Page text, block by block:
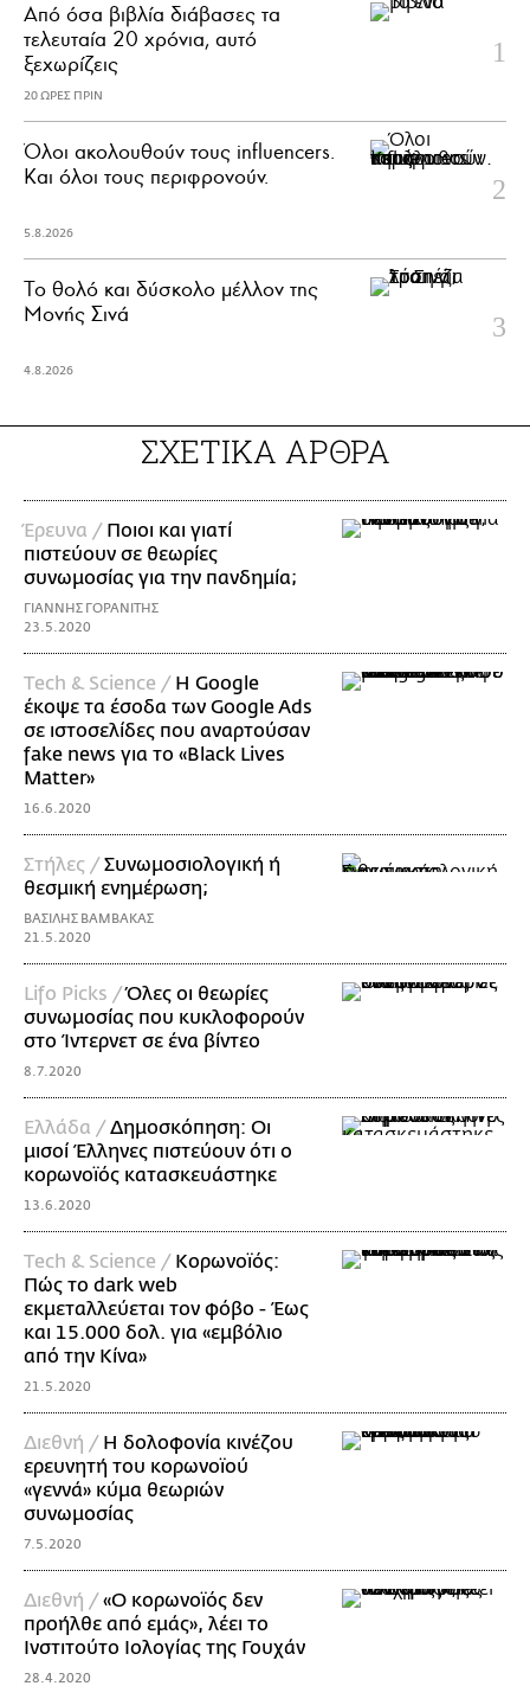
Από όσα βιβλία διάβασες τα
τελευταία 20 χρόνια, αυτό
ξεχωρίζεις
20 ΩΡΕΣ ΠΡΙΝ
Όλοι ακολουθούν τους influencers.
Και όλοι τους περιφρονούν.
5.8.2026
Το θολό και δύσκολο μέλλον της
Μονής Σινά
4.8.2026
ΣΧΕΤΙΚΑ ΑΡΘΡΑ
Έρευνα / Ποιοι και γιατί
πιστεύουν σε θεωρίες
συνωμοσίας για την πανδημία;
ΓΙΑΝΝΗΣ ΓΟΡΑΝΙΤΗΣ
23.5.2020
Τech & Science / Η Google
έκοψε τα έσοδα των Google Ads
σε ιστοσελίδες που αναρτούσαν
fake news για το «Black Lives
Matter»
16.6.2020
Στήλες / Συνωμοσιολογική ή
θεσμική ενημέρωση;
ΒΑΣΙΛΗΣ ΒΑΜΒΑΚΑΣ
21.5.2020
Lifo Picks /Όλες οι θεωρίες
συνωμοσίας που κυκλοφορούν
στο Ίντερνετ σε ένα βίντεο
8.7.2020
Ελλάδα / Δημοσκόπηση: Οι
μισοί Έλληνες πιστεύουν ότι ο
κορωνοϊός κατασκευάστηκε
13.6.2020
Τech & Science / Κορωνοϊός:
Πώς το dark web
εκμεταλλεύεται τον φόβο - Έως
και 15.000 δολ. για «εμβόλιο
από την Κίνα»
21.5.2020
Διεθνή / Η δολοφονία κινέζου
ερευνητή του κορωνοϊού
«γεννά» κύμα θεωριών
συνωμοσίας
7.5.2020
Διεθνή / «Ο κορωνοϊός δεν
προήλθε από εμάς», λέει το
Ινστιτούτο Ιολογίας της Γουχάν
28.4.2020